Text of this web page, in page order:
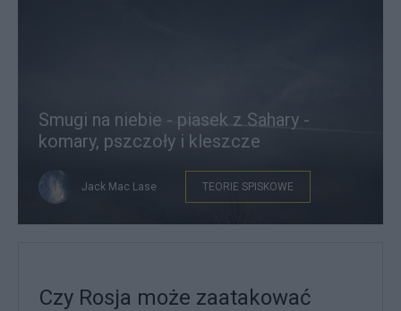
Smugi na niebie - piasek z Sahary -
komary, pszczoły i kleszcze
Jack Mac Lase TEORIE SPISKOWE
Czy Rosja może zaatakować